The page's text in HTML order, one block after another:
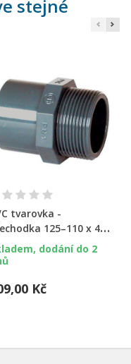
stejné
tvarovka -
125–110 x 4“
dodání do 2
Kč